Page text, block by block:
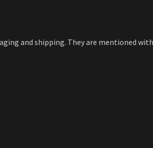
and shipping. They are mentioned